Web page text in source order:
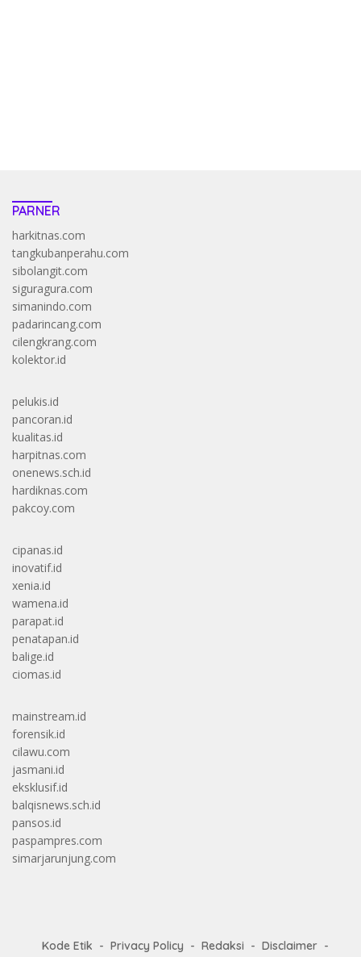
PARNER
harkitnas.com
tangkubanperahu.com
sibolangit.com
siguragura.com
simanindo.com
padarincang.com
cilengkrang.com
kolektor.id
pelukis.id
pancoran.id
kualitas.id
harpitnas.com
onenews.sch.id
hardiknas.com
pakcoy.com
cipanas.id
inovatif.id
xenia.id
wamena.id
parapat.id
penatapan.id
balige.id
ciomas.id
mainstream.id
forensik.id
cilawu.com
jasmani.id
eksklusif.id
balqisnews.sch.id
pansos.id
paspampres.com
simarjarunjung.com
Kode Etik Privacy Policy Redaksi
Disclaimer